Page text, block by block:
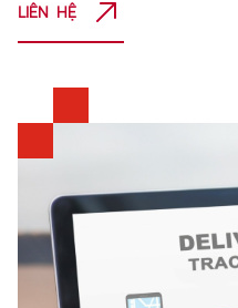
các đội ngũ hỗ trợ của
bạn có thể tự tin lên kế hoạch
LIÊN HỆ